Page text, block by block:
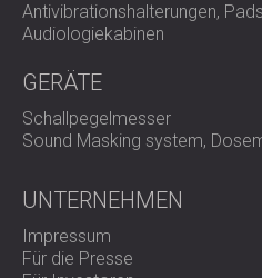
Antivibrationshalterungen,
Audiologiekabinen
GERÄTE
Schallpegelmesser
Sound Masking system,
UNTERNEHMEN
Impressum
Für die Presse